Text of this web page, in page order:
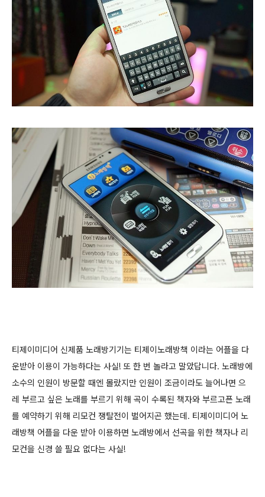
티제이미디어 신제품 노래방기기는 티제이노래방책 이라는 어플을 다
운받아 이용이 가능하다는 사실! 또 한 번 놀라고 말았답니다. 노래방에
소수의 인원이 방문할 때엔 몰랐지만 인원이 조금이라도 늘어나면 으
레 부르고 싶은 노래를 부르기 위해 곡이 수록된 책자와 부르고픈 노래
를 예약하기 위해 리모컨 쟁탈전이 벌어지곤 했는데. 티제이미디어 노
래방책 어플을 다운 받아 이용하면 노래방에서 선곡을 위한 책자나 리
모컨을 신경 쓸 필요 없다는 사실!